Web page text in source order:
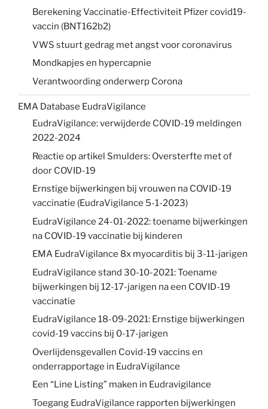
Berekening Vaccinatie-Effectiviteit Pfizer covid19-
vaccin (BNT162b2)
VWS stuurt gedrag met angst voor coronavirus
Mondkapjes en hypercapnie
Verantwoording onderwerp Corona
EMA Database EudraVigilance
EudraVigilance: verwijderde COVID-19 meldingen
2022-2024
Reactie op artikel Smulders: Oversterfte met of
door COVID-19
Ernstige bijwerkingen bij vrouwen na COVID-19
vaccinatie (EudraVigilance 5-1-2023)
EudraVigilance 24-01-2022: toename bijwerkingen
na COVID-19 vaccinatie bij kinderen
EMA EudraVigilance 8x myocarditis bij 3-11-jarigen
EudraVigilance stand 30-10-2021: Toename
bijwerkingen bij 12-17-jarigen na een COVID-19
vaccinatie
EudraVigilance 18-09-2021: Ernstige bijwerkingen
covid-19 vaccins bij 0-17-jarigen
Overlijdensgevallen Covid-19 vaccins en
onderrapportage in EudraVigilance
Een “Line Listing” maken in Eudravigilance
Toegang EudraVigilance rapporten bijwerkingen